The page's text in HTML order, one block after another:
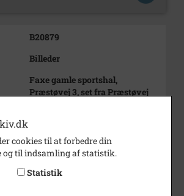
B20879
Billeder
Faxe gamle sportshal,
Præstøvej 3, set fra Præstøvej
Dagbladet Køge.
9x14 cm
cookies til at forbedre din
og til indsamling af statistik.
Statistik